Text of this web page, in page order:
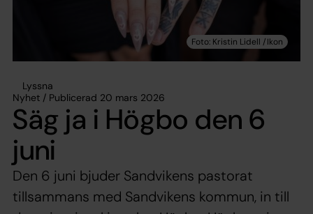
Lyssna
Nyhet / Publicerad 20 mars 2026
Säg ja i Högbo den 6
juni
Den 6 juni bjuder Sandvikens pastorat
tillsammans med Sandvikens kommun, in till